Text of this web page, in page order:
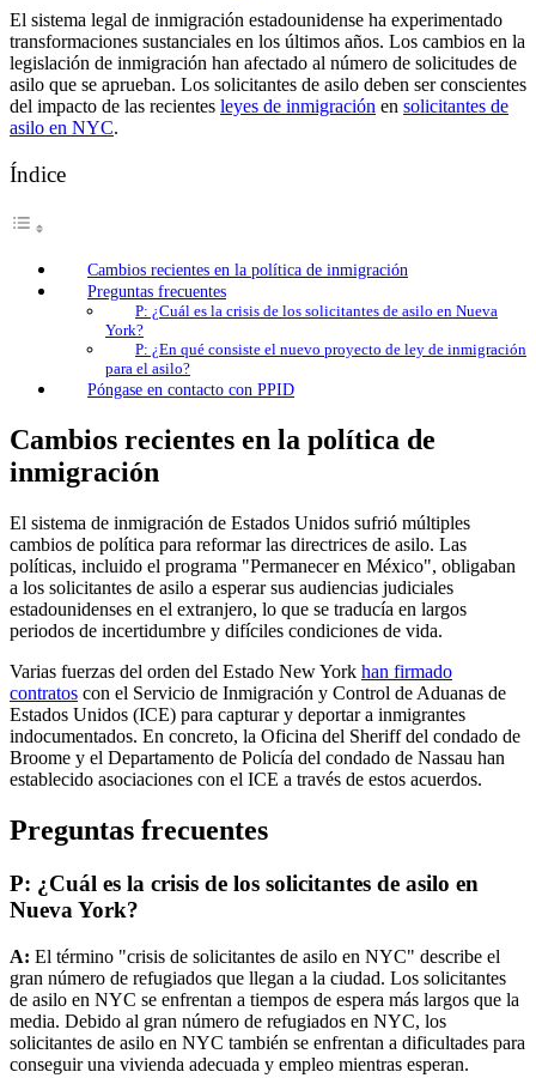
El sistema legal de inmigración estadounidense ha experimentado
transformaciones sustanciales en los últimos años. Los cambios en la
legislación de inmigración han afectado al número de solicitudes de
asilo que se aprueban. Los solicitantes de asilo deben ser conscientes
del impacto de las recientes leyes de inmigración en solicitantes de
asilo en NYC.
Índice
Cambios recientes en la política de inmigración
Preguntas frecuentes
P: ¿Cuál es la crisis de los solicitantes de asilo en Nueva
York?
P: ¿En qué consiste el nuevo proyecto de ley de inmigración
para el asilo?
Póngase en contacto con PPID
Cambios recientes en la política de
inmigración
El sistema de inmigración de Estados Unidos sufrió múltiples
cambios de política para reformar las directrices de asilo. Las
políticas, incluido el programa "Permanecer en México", obligaban
a los solicitantes de asilo a esperar sus audiencias judiciales
estadounidenses en el extranjero, lo que se traducía en largos
periodos de incertidumbre y difíciles condiciones de vida.
Varias fuerzas del orden del Estado New York han firmado
contratos con el Servicio de Inmigración y Control de Aduanas de
Estados Unidos (ICE) para capturar y deportar a inmigrantes
indocumentados. En concreto, la Oficina del Sheriff del condado de
Broome y el Departamento de Policía del condado de Nassau han
establecido asociaciones con el ICE a través de estos acuerdos.
Preguntas frecuentes
P: ¿Cuál es la crisis de los solicitantes de asilo en
Nueva York?
A: El término "crisis de solicitantes de asilo en NYC" describe el
gran número de refugiados que llegan a la ciudad. Los solicitantes
de asilo en NYC se enfrentan a tiempos de espera más largos que la
media. Debido al gran número de refugiados en NYC, los
solicitantes de asilo en NYC también se enfrentan a dificultades para
conseguir una vivienda adecuada y empleo mientras esperan.